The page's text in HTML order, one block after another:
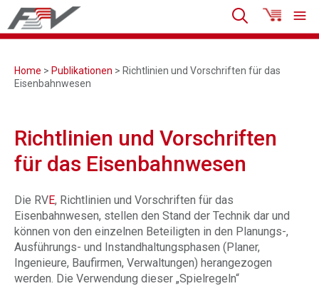
Home > Publikationen > Richtlinien und Vorschriften für das
Eisenbahnwesen
Richtlinien und Vorschriften
für das Eisenbahnwesen
Die RVE, Richtlinien und Vorschriften für das
Eisenbahnwesen, stellen den Stand der Technik dar und
können von den einzelnen Beteiligten in den Planungs-,
Ausführungs- und Instandhaltungsphasen (Planer,
Ingenieure, Baufirmen, Verwaltungen) herangezogen
werden. Die Verwendung dieser „Spielregeln“